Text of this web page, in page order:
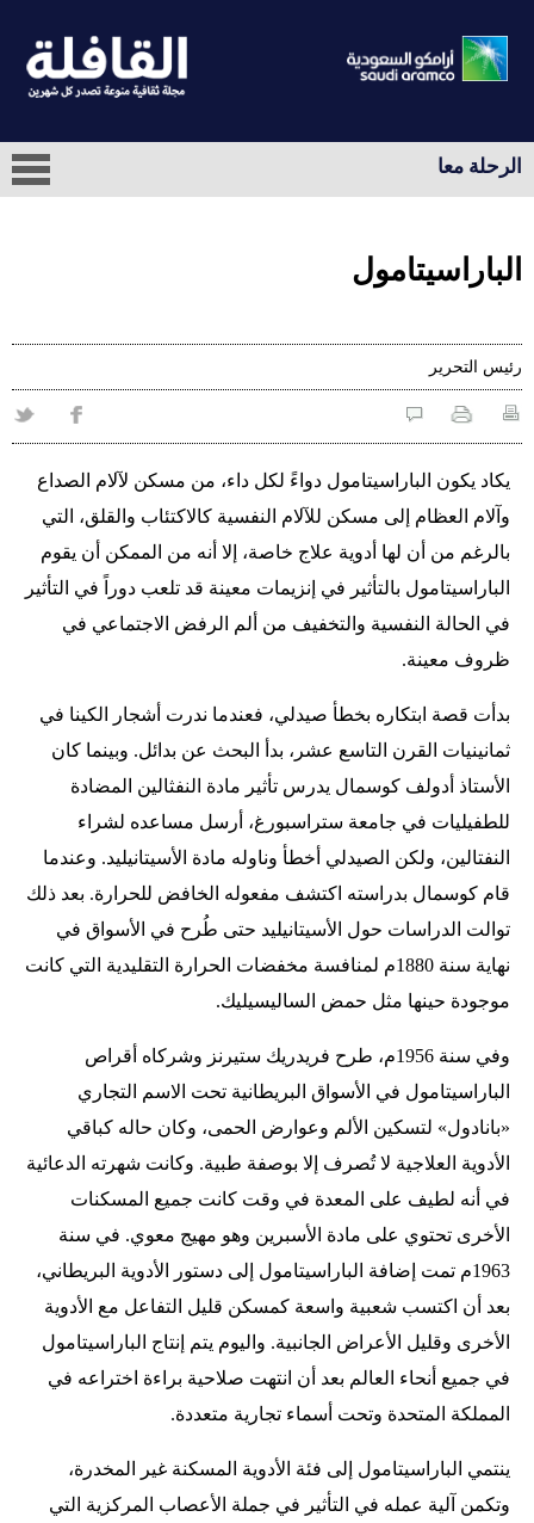
الرحلة معا
الباراسيتامول
رئيس التحرير
يكاد يكون الباراسيتامول دواءً لكل داء، من مسكن لآلام الصداع
وآلام العظام إلى مسكن للآلام النفسية كالاكتئاب والقلق، التي
بالرغم من أن لها أدوية علاج خاصة، إلا أنه من الممكن أن يقوم
الباراسيتامول بالتأثير في إنزيمات معينة قد تلعب دوراً في التأثير
في الحالة النفسية والتخفيف من ألم الرفض الاجتماعي في
ظروف معينة.
بدأت قصة ابتكاره بخطأ صيدلي، فعندما ندرت أشجار الكينا في
ثمانينيات القرن التاسع عشر، بدأ البحث عن بدائل. وبينما كان
الأستاذ أدولف كوسمال يدرس تأثير مادة النفثالين المضادة
للطفيليات في جامعة ستراسبورغ، أرسل مساعده لشراء
النفتالين، ولكن الصيدلي أخطأ وناوله مادة الأسيتانيليد. وعندما
قام كوسمال بدراسته اكتشف مفعوله الخافض للحرارة. بعد ذلك
توالت الدراسات حول الأسيتانيليد حتى طُرح في الأسواق في
نهاية سنة 1880م لمنافسة مخفضات الحرارة التقليدية التي كانت
موجودة حينها مثل حمض الساليسيليك.
وفي سنة 1956م، طرح فريدريك ستيرنز وشركاه أقراص
الباراسيتامول في الأسواق البريطانية تحت الاسم التجاري
«بانادول» لتسكين الألم وعوارض الحمى، وكان حاله كباقي
الأدوية العلاجية لا تُصرف إلا بوصفة طبية. وكانت شهرته الدعائية
في أنه لطيف على المعدة في وقت كانت جميع المسكنات
الأخرى تحتوي على مادة الأسبرين وهو مهيج معوي. في سنة
1963م تمت إضافة الباراسيتامول إلى دستور الأدوية البريطاني،
بعد أن اكتسب شعبية واسعة كمسكن قليل التفاعل مع الأدوية
الأخرى وقليل الأعراض الجانبية. واليوم يتم إنتاج الباراسيتامول
في جميع أنحاء العالم بعد أن انتهت صلاحية براءة اختراعه في
المملكة المتحدة وتحت أسماء تجارية متعددة.
ينتمي الباراسيتامول إلى فئة الأدوية المسكنة غير المخدرة،
وتكمن آلية عمله في التأثير في جملة الأعصاب المركزية التي